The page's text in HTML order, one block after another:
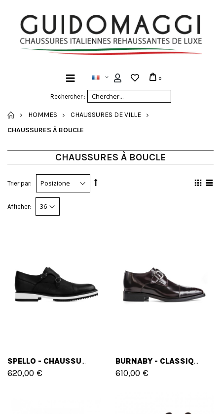
Rechercher :
0
ACCUEIL
HOMMES
CHAUSSURES DE VILLE
CHAUSSURES À BOUCLE
CHAUSSURES À BOUCLE
Trier par:
Afficher:
SPELLO - CHAUSSURES CLASSIQUES REHAUSSANTES EN MÉLANGE DE CUIRS DE 6 CM À 8 CM EN PLUS
620,00 €
BURNABY - CLASSIQUES CHAUSSURES REHAUSSANTES EN CUIR BROSSÉ DE 6 CM À 8 CM EN PLUS
610,00 €